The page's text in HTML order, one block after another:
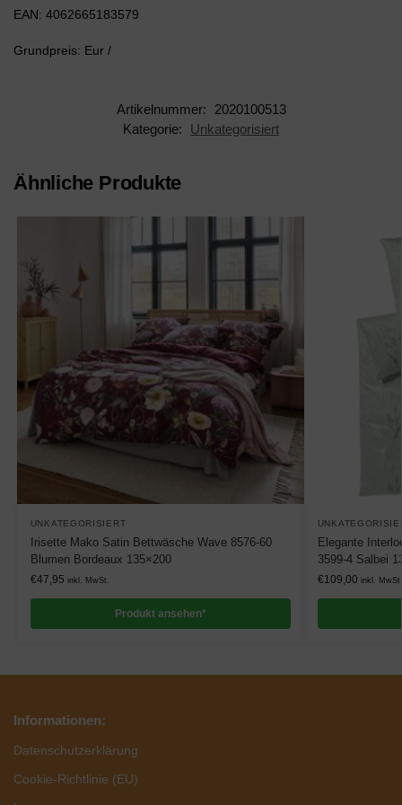
EAN: 4062665183579
Grundpreis: Eur /
Artikelnummer:
2020100513
Kategorie:
Unkategorisiert
Ähnliche Produkte
UNKATEGORISIERT
Irisette Mako Satin Bettwäsche Wave 8576-60
Blumen Bordeaux 135×200
€47,95 inkl. MwSt.
Produkt ansehen*
Elegante
3599-4 Salbei
€109,00 inkl. MwSt.
Informationen:
Datenschutzerklärung
Cookie-Richtlinie (EU)